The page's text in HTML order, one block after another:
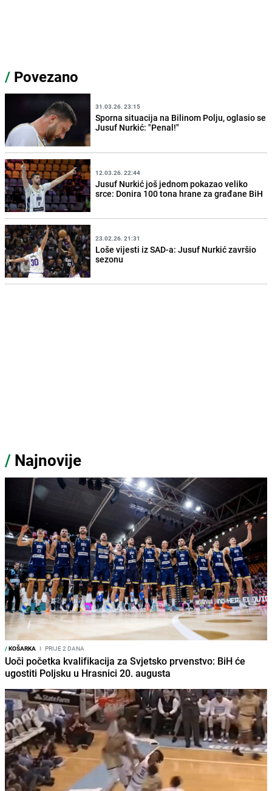
/ Povezano
31.03.26. 23:15
Sporna situacija na Bilinom Polju, oglasio se
Jusuf Nurkić: "Penal!"
12.03.26. 22:44
Jusuf Nurkić još jednom pokazao veliko
srce: Donira 100 tona hrane za građane BiH
23.02.26. 21:31
Loše vijesti iz SAD-a: Jusuf Nurkić završio
sezonu
/ Najnovije
/KOŠARKA I PRIJE 2 DANA
Uoči početka kvalifikacija za Svjetsko prvenstvo: BiH će
ugostiti Poljsku u Hrasnici 20. augusta